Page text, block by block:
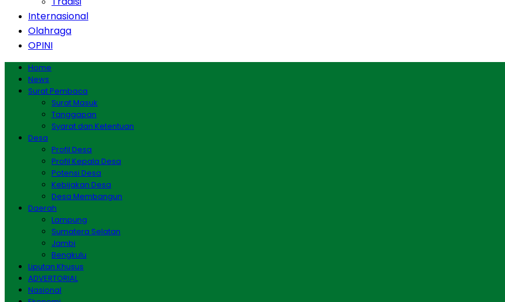
Internasional
Olahraga
OPINI
Home
News
Surat Pembaca
Surat Masuk
Tanggapan
Syarat dan Ketentuan
Desa
Profil Desa
Profil Kepala Desa
Potensi Desa
Kebijakan Desa
Desa Membangun
Daerah
Lampung
Sumatera Selatan
Jambi
Bengkulu
Liputan Khusus
ADVERTORIAL
Nasional